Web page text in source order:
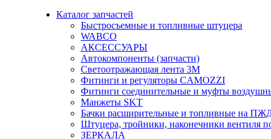
Каталог запчастей
Быстросъемные и топливные штуцера
WABCO
АКСЕССУАРЫ
Автокомпоненты (запчасти)
Светоотражающая лента 3М
Фитинги и регуляторы CAMOZZI
Фитинги соединительные и муфты
Манжеты SKT
Бачки расширительные и топливные на
Штуцера, тройники, наконечники вентиля
ЗЕРКАЛА